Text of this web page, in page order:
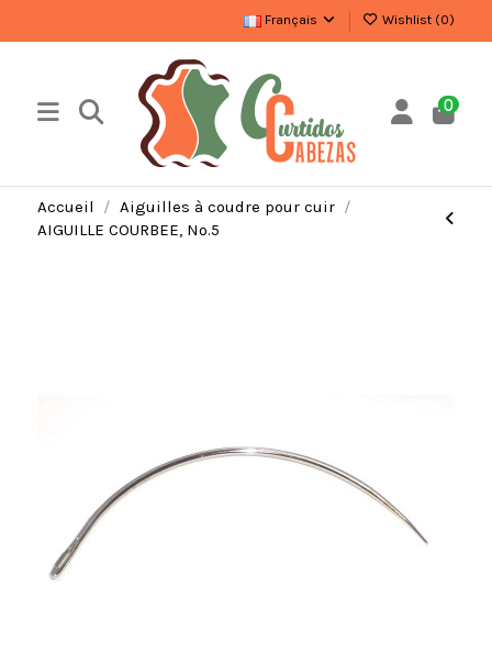
Français Wishlist (0)
0
Accueil
Aiguilles à coudre pour cuir
AIGUILLE COURBEE, Nº.5